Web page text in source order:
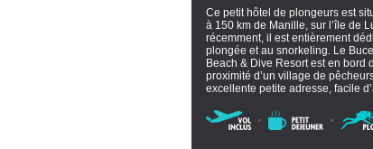
Ce petit hôtel de plongeurs est
à 150 km de Manille, sur l’île de
récemment, il est entièrement
plongée et au snorkeling. Le
Beach & Dive Resort est en bord
proximité d’un village de
excellente petite adresse, facile